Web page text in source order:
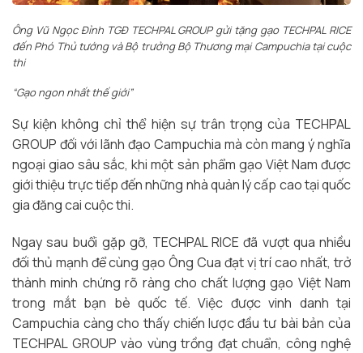
Ông Vũ Ngọc Đỉnh TGĐ TECHPAL GROUP gửi tặng gạo TECHPAL RICE
đến Phó Thủ tướng và Bộ trưởng Bộ Thương mại Campuchia tại cuộc
thi
“Gạo ngon nhất thế giới”
Sự kiện không chỉ thể hiện sự trân trọng của TECHPAL
GROUP đối với lãnh đạo Campuchia mà còn mang ý nghĩa
ngoại giao sâu sắc, khi một sản phẩm gạo Việt Nam được
giới thiệu trực tiếp đến những nhà quản lý cấp cao tại quốc
gia đăng cai cuộc thi.
Ngay sau buổi gặp gỡ, TECHPAL RICE đã vượt qua nhiều
đối thủ mạnh để cùng gạo Ông Cua đạt vị trí cao nhất, trở
thành minh chứng rõ ràng cho chất lượng gạo Việt Nam
trong mắt bạn bè quốc tế. Việc được vinh danh tại
Campuchia càng cho thấy chiến lược đầu tư bài bản của
TECHPAL GROUP vào vùng trồng đạt chuẩn, công nghệ